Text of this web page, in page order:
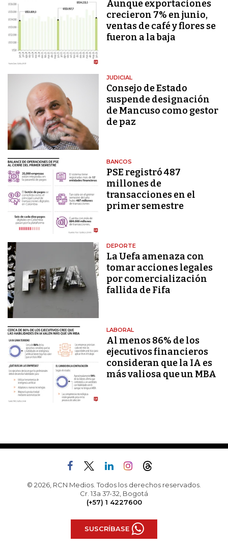
Aunque exportaciones
crecieron 7% en junio,
ventas de café y flores se
fueron a la baja
JUDICIAL
Consejo de Estado
suspende designación
de Mancuso como gestor
de paz
BANCOS
PSE registró 487
millones de
transacciones en el
primer semestre
DEPORTE
La Uefa amenaza con
tomar acciones legales
por comercialización
fallida de Fifa
LABORAL
Al menos 86% de los
ejecutivos financieros
consideran que la IA es
más valiosa que un MBA
© 2026, RCN Medios. Todos los derechos reservados.
Cr. 13a 37-32, Bogotá
(+57) 1 4227600
SUSCRÍBASE